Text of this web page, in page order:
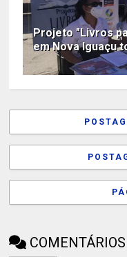
Projeto "Livros
em Nova Iguaçu
COMENTÁRIOS